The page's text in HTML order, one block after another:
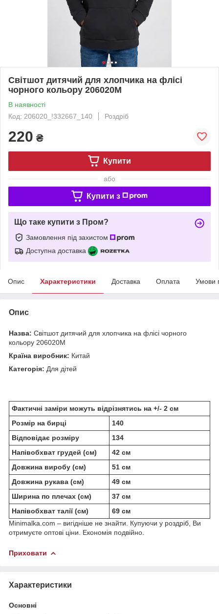
Світшот дитячий для хлопчика на флісі
чорного кольору 206020M
В наявності
Код: 206020_!332667_140
Роздріб
220 ₴
Купити
або
Купити з
Що таке купити з Пром?
Замовлення під захистом
Доступна доставка
Опис Характеристики Доставка Оплата Умови
Опис
Назва: Світшот дитячий для хлопчика на флісі чорного
кольору 206020M
Країна виробник: Китай
Категорія: Для дітей
Фактичні заміри можуть відрізнятись на +/- 2 см
Розмір на бирці
140
Відповідає розміру
134
Напівобхват грудей (см)
42 см
Довжина виробу (см)
51 см
Довжина рукава (см)
49 см
Ширина по плечах (см)
37 см
Напівобхват талії (см)
69 см
Minimalka.com – вигідніше не знайти. Купуючи у роздріб, Ви
отримуєте оптові ціни. Економія подвійно.
Приховати
Характеристики
Основні